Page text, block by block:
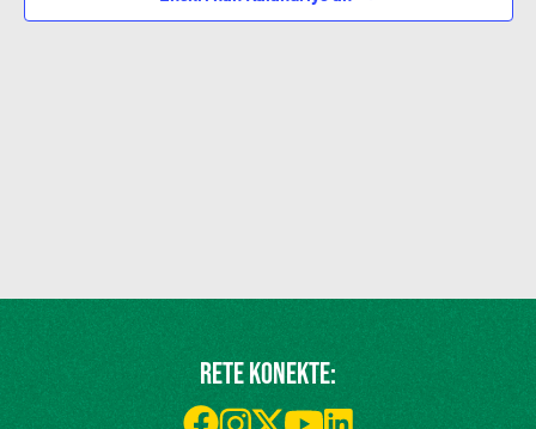
RETE KONEKTE: